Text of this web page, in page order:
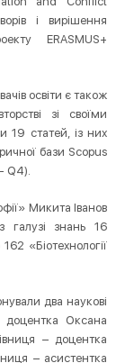
і вирішення
ERASMUS+
освіти є також
зі своїми
19 статей, із них
бази Scopus
Q4).
Микита Іванов
галузі знань 16
«Біотехнології
два наукові
доцентка Оксана
– доцентка
– асистентка